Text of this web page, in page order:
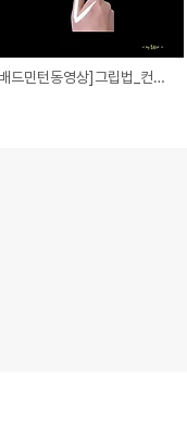
[배드민턴동영상]그립법_컨티넨탈 그립